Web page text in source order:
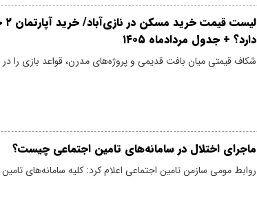
دارد؟ + جدول مردادماه ۱۴۰۵
شکاف قیمتی میان بافت قدیمی و پروژه‌های مدرن، قواعد بازی را در
ماجرای اختلال در سامانه‌های تامین اجتماعی چیست؟
روابط مومی سازمن تامین اجتماعی اعلام کرد: کلیه سامانه‌های